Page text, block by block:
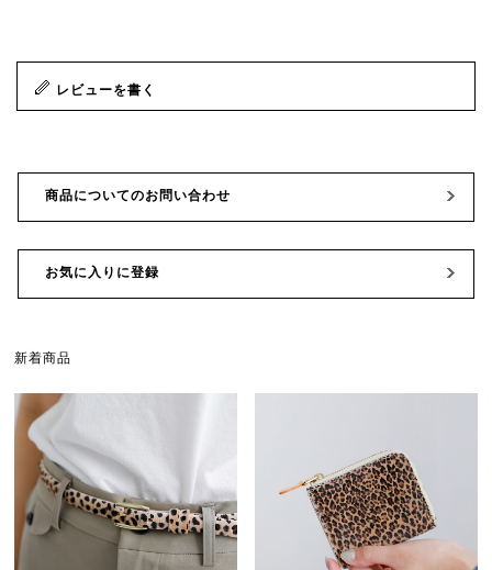
レビューを書く
商品についてのお問い合わせ
お気に入りに登録
新着商品